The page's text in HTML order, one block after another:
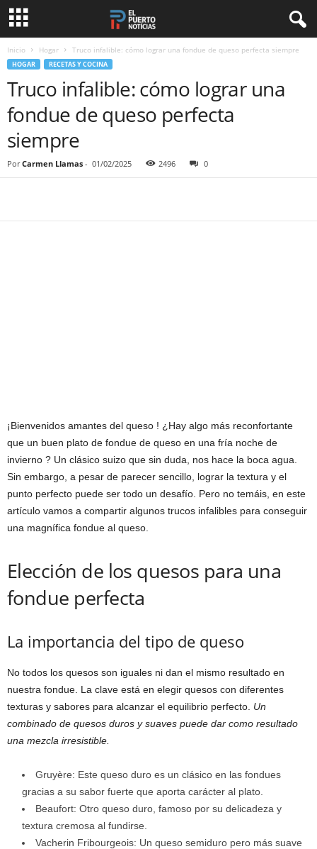
Inicio Hogar Truco infalible: cómo lograr una fondue de queso perfecta siempre
HOGAR RECETAS Y COCINA
Truco infalible: cómo lograr una
fondue de queso perfecta
siempre
Por Carmen Llamas - 01/02/2025 2496 0
¡Bienvenidos amantes del queso ! ¿Hay algo más reconfortante
que un buen plato de fondue de queso en una fría noche de
invierno ? Un clásico suizo que sin duda, nos hace la boca agua.
Sin embargo, a pesar de parecer sencillo, lograr la textura y el
punto perfecto puede ser todo un desafío. Pero no temáis, en este
artículo vamos a compartir algunos trucos infalibles para conseguir
una magnífica fondue al queso.
Elección de los quesos para una
fondue perfecta
La importancia del tipo de queso
No todos los quesos son iguales ni dan el mismo resultado en
nuestra fondue. La clave está en elegir quesos con diferentes
texturas y sabores para alcanzar el equilibrio perfecto. Un
combinado de quesos duros y suaves puede dar como resultado
una mezcla irresistible.
Gruyère: Este queso duro es un clásico en las fondues
gracias a su sabor fuerte que aporta carácter al plato.
Beaufort: Otro queso duro, famoso por su delicadeza y
textura cremosa al fundirse.
Vacherin Fribourgeois: Un queso semiduro pero más suave